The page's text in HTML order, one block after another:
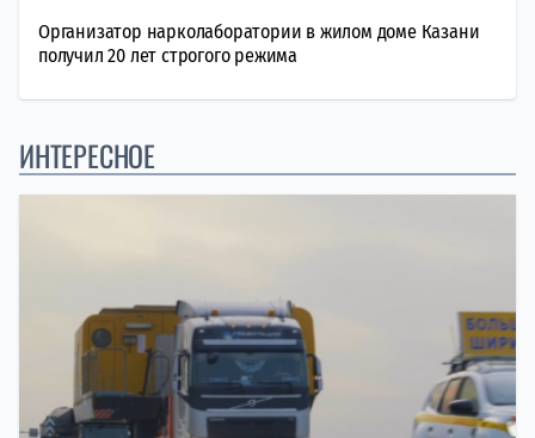
Организатор нарколаборатории в жилом доме Казани
получил 20 лет строгого режима
ИНТЕРЕСНОЕ